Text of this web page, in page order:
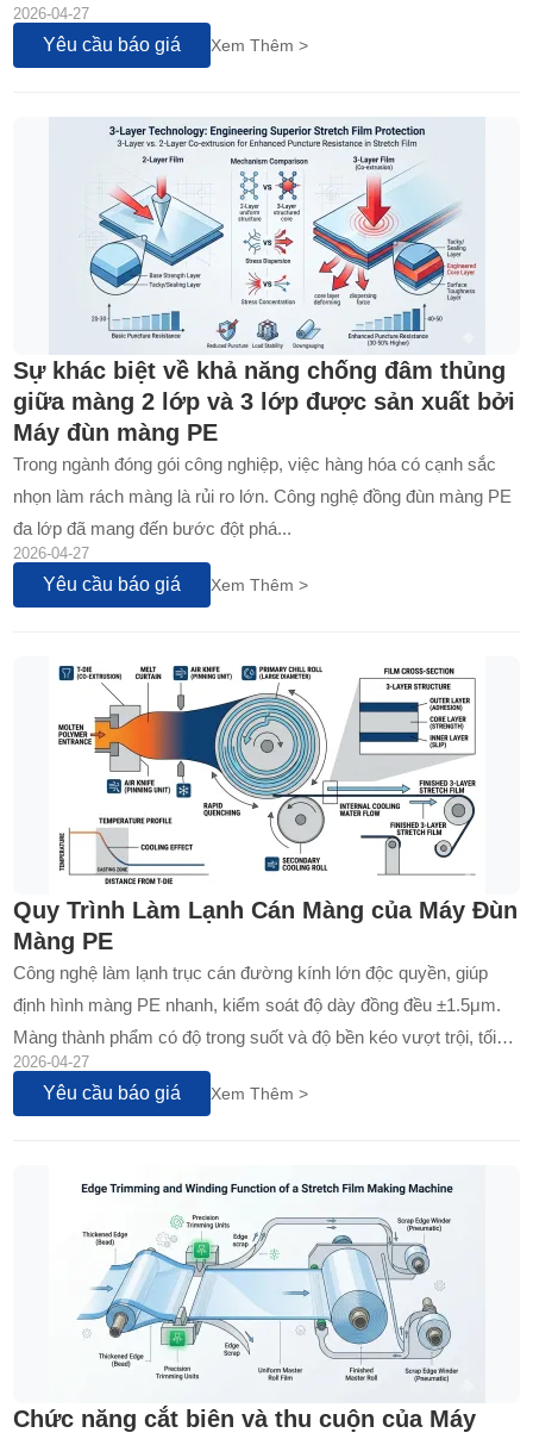
sản xuất ổn định, tiết kiệm chi phí vận hành và chất lượng bong
bóng đồng đều...
2026-04-27
Yêu cầu báo giá Xem Thêm >
Sự khác biệt về khả năng chống đâm thủng
giữa màng 2 lớp và 3 lớp được sản xuất bởi
Máy đùn màng PE
Trong ngành đóng gói công nghiệp, việc hàng hóa có cạnh sắc
nhọn làm rách màng là rủi ro lớn. Công nghệ đồng đùn màng PE
đa lớp đã mang đến bước đột phá...
2026-04-27
Yêu cầu báo giá Xem Thêm >
Quy Trình Làm Lạnh Cán Màng của Máy Đùn
Màng PE
Công nghệ làm lạnh trục cán đường kính lớn độc quyền, giúp
định hình màng PE nhanh, kiểm soát độ dày đồng đều ±1.5μm.
Màng thành phẩm có độ trong suốt và độ bền kéo vượt trội, tối
ưu hóa hiệu suất cho mọi ứng dụng đóng gói công nghiệp...
2026-04-27
Yêu cầu báo giá Xem Thêm >
Chức năng cắt biên và thu cuộn của Máy